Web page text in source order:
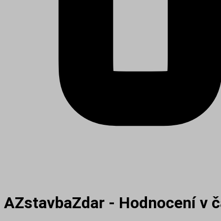
AZstavbaZdar - Hodnocení v